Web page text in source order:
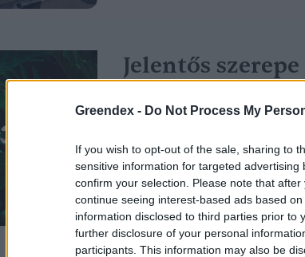
Greendex - Do Not Process My
If you wish to opt-out of the sale, sharing to
sensitive information for targeted
confirm your selection. Please note that
continue seeing interest-based ads based
information disclosed to third parties prior to
further disclosure of your personal
participants. This information may also be
Jelentős szerepe
Greendex Szemle